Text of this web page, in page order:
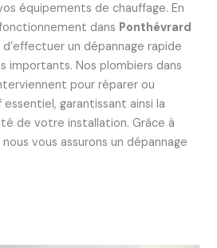
équipements de chauffage. En
dans Ponthévrard
un dépannage rapide
importants. Nos plombiers dans
pour réparer ou
garantissant ainsi la
de votre installation. Grâce à
vous assurons un dépannage